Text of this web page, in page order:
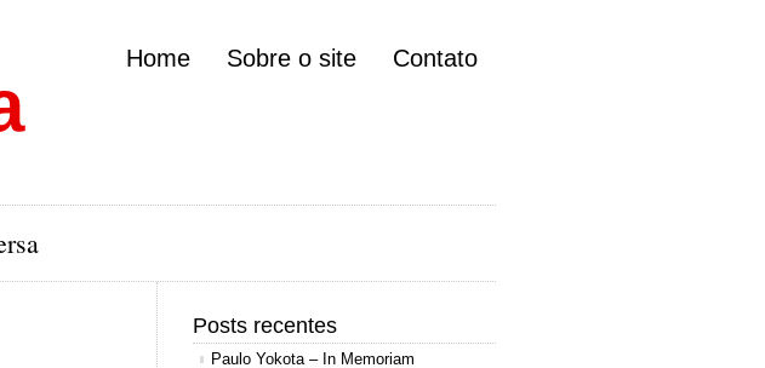
Home Sobre o site Contato
Posts recentes
Paulo Yokota – In Memoriam